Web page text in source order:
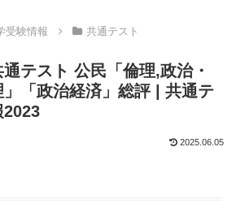
受験情報 共通テスト
テスト 公民「倫理,政治・
「政治経済」総評 | 共通テ
2023
2025.06.05